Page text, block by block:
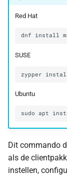
Red Hat
dnf install
SUSE
zypper
Ubuntu
sudo apt
Dit commando
als de
instellen,